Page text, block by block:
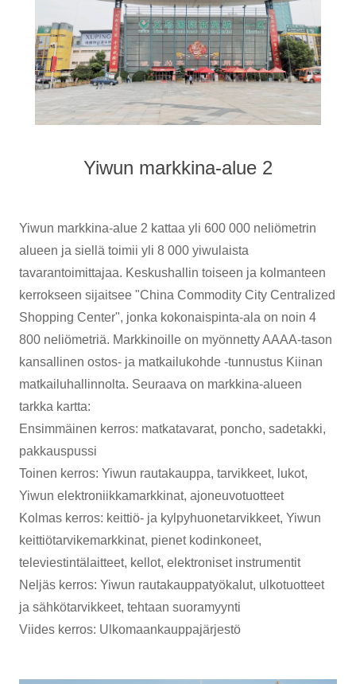
Yiwun markkina-alue 2
Yiwun markkina-alue 2 kattaa yli 600 000 neliömetrin
alueen ja siellä toimii yli 8 000 yiwulaista
tavarantoimittajaa. Keskushallin toiseen ja kolmanteen
kerrokseen sijaitsee "China Commodity City Centralized
Shopping Center", jonka kokonaispinta-ala on noin 4
800 neliömetriä. Markkinoille on myönnetty AAAA-tason
kansallinen ostos- ja matkailukohde -tunnustus Kiinan
matkailuhallinnolta. Seuraava on markkina-alueen
tarkka kartta:
Ensimmäinen kerros: matkatavarat, poncho, sadetakki,
pakkauspussi
Toinen kerros: Yiwun rautakauppa, tarvikkeet, lukot,
Yiwun elektroniikkamarkkinat, ajoneuvotuotteet
Kolmas kerros: keittiö- ja kylpyhuonetarvikkeet, Yiwun
keittiötarvikemarkkinat, pienet kodinkoneet,
televiestintälaitteet, kellot, elektroniset instrumentit
Neljäs kerros: Yiwun rautakauppatyökalut, ulkotuotteet
ja sähkötarvikkeet, tehtaan suoramyynti
Viides kerros: Ulkomaankauppajärjestö